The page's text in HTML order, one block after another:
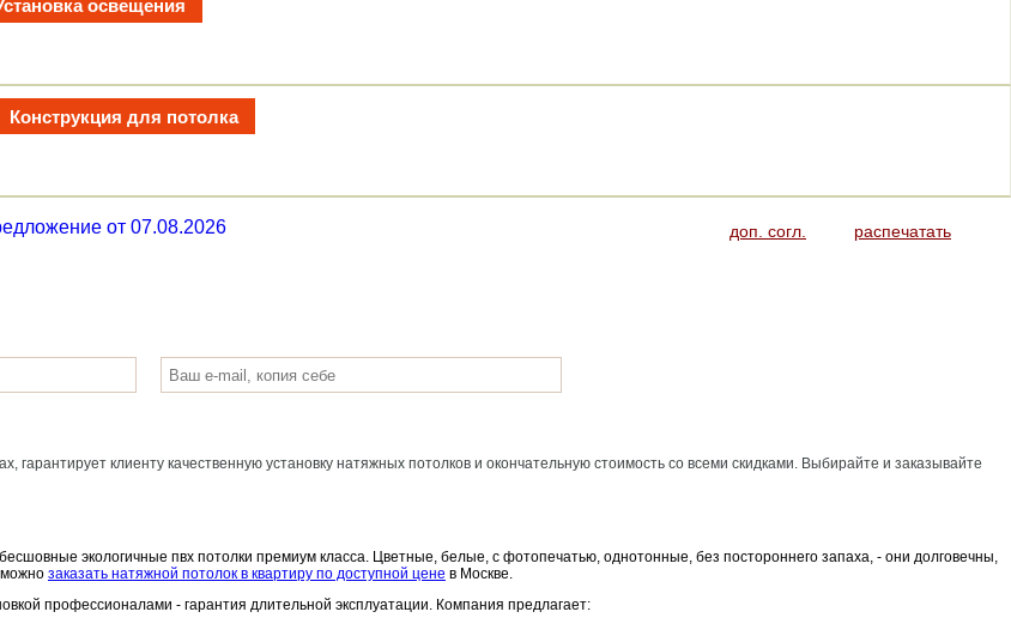
освещения
Конструкция для потолка
распечатать
доп. согл.
от 07.08.2026
гарантирует клиенту качественную установку натяжных потолков и окончательную стоимость со всеми скидками. Выбирайте и заказывайте
экологичные пвх потолки премиум класса. Цветные, белые, с фотопечатью, однотонные, без постороннего запаха, - они долговечны,
заказать натяжной потолок в квартиру по доступной цене в Москве.
профессионалами - гарантия длительной эксплуатации. Компания предлагает: